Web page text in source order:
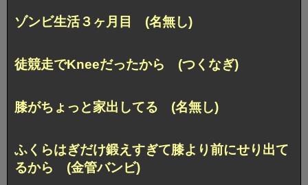
ゾンビ生活３ヶ月目 (名無し)
徒競走でKneeだったから (つくなぎ)
膝がちょっと家出してる (名無し)
ふくらはぎだけ鍛えすぎて膝より前にせり出て
るから (金管バンビ)